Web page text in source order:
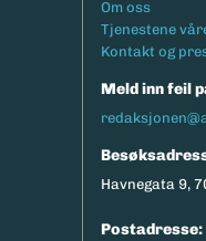
eksport av
Footermeny
Om oss
Tjenestene
Kontakt og
Meld inn feil
Havnegata 9,
Postadresse: